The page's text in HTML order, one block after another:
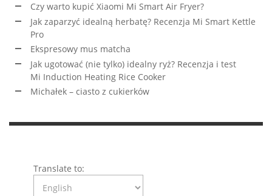
Czy warto kupić Xiaomi Mi Smart Air Fryer?
Jak zaparzyć idealną herbatę? Recenzja Mi Smart Kettle
Pro
Ekspresowy mus matcha
Jak ugotować (nie tylko) idealny ryż? Recenzja i test
Mi Induction Heating Rice Cooker
Michałek – ciasto z cukierków
Translate to: